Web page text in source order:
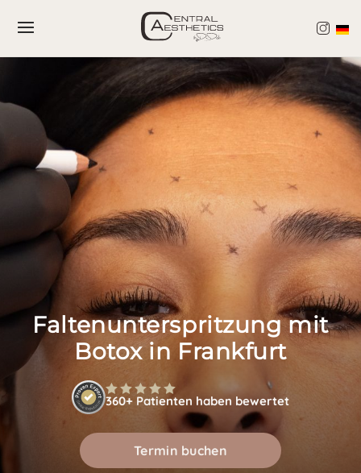
Inhalt
Faltenunterspritzung mit
Botox in Frankfurt
360+ Patienten haben bewertet
Termin buchen